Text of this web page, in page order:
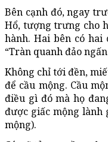
Bên cạnh đó, ngay
Hổ, tượng trưng cho
hành. Hai bên có hai
“Tràn quanh đảo
Không chỉ tới đền,
để cầu mộng. Cầu
điều gì đó mà họ
được giấc mộng lành
mộng).